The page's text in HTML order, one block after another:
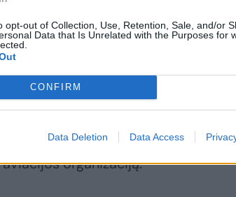
opt-out of Collection, Use, Retention, Sale, and/or
Data that Is Unrelated with the Purposes for
CONFIRM
Data Deletion Data Access
kad dėl meteorologinių balionų
šalyje paskelbė ekstremaliąją
keliamo pavojaus
ir Vilniaus oro uosto veikla.
balionų iš Baltarusijos
organizaciją.